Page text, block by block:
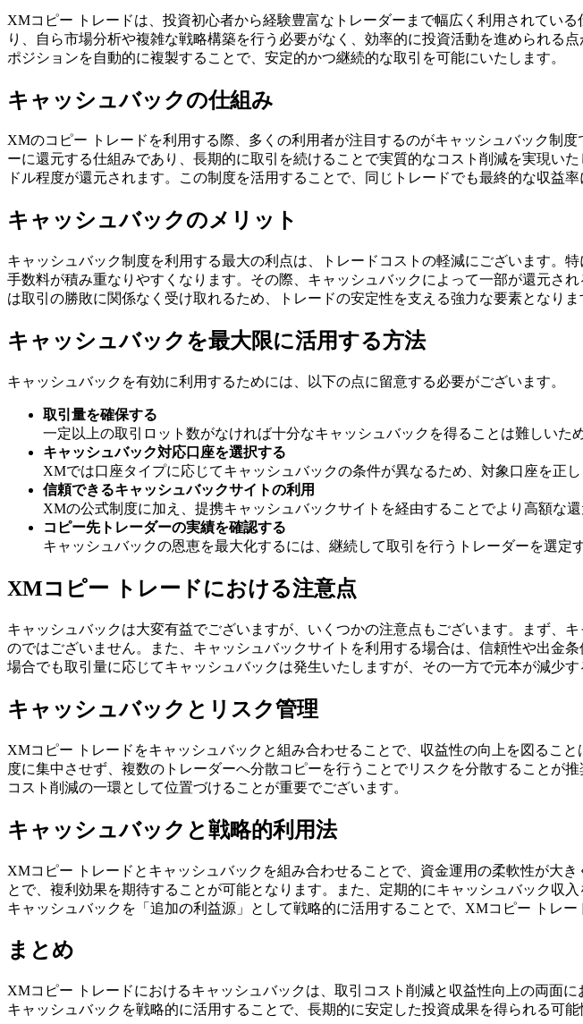
XMコピー トレードは、投資初心者から経験豊富なトレーダーまで幅広く利用されてい
り、自ら市場分析や複雑な戦略構築を行う必要がなく、効率的に投資活動を進められる
ポジションを自動的に複製することで、安定的かつ継続的な取引を可能にいたします。
キャッシュバックの仕組み
XMのコピー トレードを利用する際、多くの利用者が注目するのがキャッシュバック制
ーに還元する仕組みであり、長期的に取引を続けることで実質的なコスト削減を実現い
ドル程度が還元されます。この制度を活用することで、同じトレードでも最終的な収益
キャッシュバックのメリット
キャッシュバック制度を利用する最大の利点は、トレードコストの軽減にございます。
手数料が積み重なりやすくなります。その際、キャッシュバックによって一部が還元さ
は取引の勝敗に関係なく受け取れるため、トレードの安定性を支える強力な要素となりま
キャッシュバックを最大限に活用する方法
キャッシュバックを有効に利用するためには、以下の点に留意する必要がございます。
取引量を確保する
一定以上の取引ロット数がなければ十分なキャッシュバックを得ることは難しいた
キャッシュバック対応口座を選択する
XMでは口座タイプに応じてキャッシュバックの条件が異なるため、対象口座を正し
信頼できるキャッシュバックサイトの利用
XMの公式制度に加え、提携キャッシュバックサイトを経由することでより高額な還
コピー先トレーダーの実績を確認する
キャッシュバックの恩恵を最大化するには、継続して取引を行うトレーダーを選定
XMコピー トレードにおける注意点
キャッシュバックは大変有益でございますが、いくつかの注意点もございます。まず、
のではございません。また、キャッシュバックサイトを利用する場合は、信頼性や出金
場合でも取引量に応じてキャッシュバックは発生いたしますが、その一方で元本が減少
キャッシュバックとリスク管理
XMコピー トレードをキャッシュバックと組み合わせることで、収益性の向上を図るこ
度に集中させず、複数のトレーダーへ分散コピーを行うことでリスクを分散することが
コスト削減の一環として位置づけることが重要でございます。
キャッシュバックと戦略的利用法
XMコピー トレードとキャッシュバックを組み合わせることで、資金運用の柔軟性が大
とで、複利効果を期待することが可能となります。また、定期的にキャッシュバック収
キャッシュバックを「追加の利益源」として戦略的に活用することで、XMコピー トレー
まとめ
XMコピー トレードにおけるキャッシュバックは、取引コスト削減と収益性向上の両面
キャッシュバックを戦略的に活用することで、長期的に安定した投資成果を得られる可能